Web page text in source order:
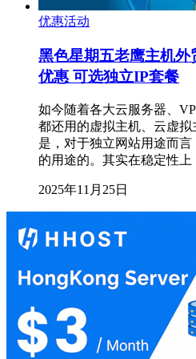
优惠活动
黑色星期五老鹰主机
优惠 可选独立IP套餐
如今随着各大云服务器、
都还用的虚拟主机、云虚
是，对于独立网站用途而
的用途的。其实在稳定性
2025年11月25日